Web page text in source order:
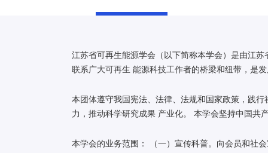
江苏省可再生能源学会（以下简称本学会）是由江
联系广大可再生 能源科技工作者的桥梁和纽带，是
本团体遵守我国宪法、法律、法规和国家政策，践
力，推动科学研究成果 产业化。 本学会坚持中国共
本学会的业务范围： （一）宣传科普。向会员和社